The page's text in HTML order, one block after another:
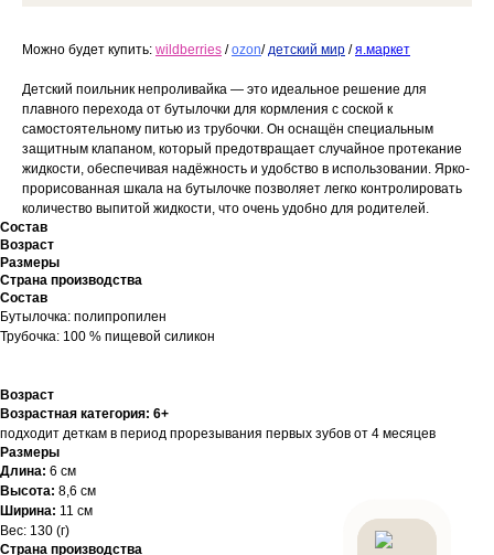
Можно будет купить: wildberries / ozon/ детский мир /я.маркет
Детский поильник непроливайка — это идеальное решение для
плавного перехода от бутылочки для кормления с соской к
самостоятельному питью из трубочки. Он оснащён специальным
защитным клапаном, который предотвращает случайное протекание
жидкости, обеспечивая надёжность и удобство в использовании. Ярко-
прорисованная шкала на бутылочке позволяет легко контролировать
количество выпитой жидкости, что очень удобно для родителей.
Состав
Возраст
Размеры
Страна производства
Состав
Бутылочка: полипропилен
Трубочка: 100 % пищевой силикон
Возраст
Возрастная категория: 6+
подходит деткам в период прорезывания первых зубов от 4 месяцев
Размеры
Длина: 6 см
Высота: 8,6 см
Ширина: 11 см
Вес: 130 (г)
Страна производства